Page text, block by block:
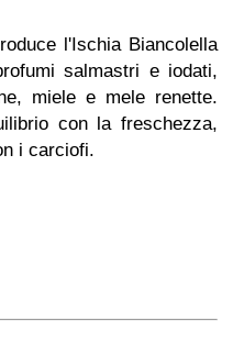
l'Ischia Biancolella
salmastri e iodati,
miele e mele renette.
con la freschezza,
i carciofi.